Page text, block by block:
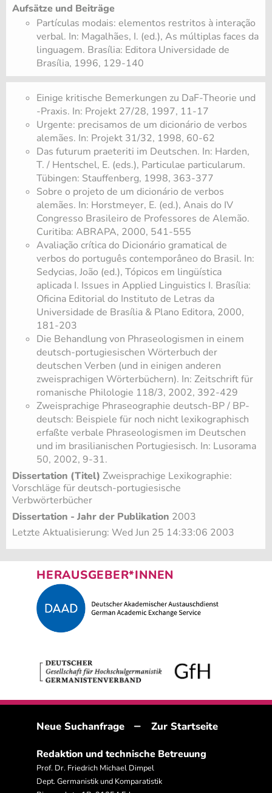
Aufsätze und Beiträge
Partículas modais: elementos restritos à interação
verbal. In: Magalhães, I. (ed.), As múltiplas faces da
linguagem. Brasília: Editora Universidade de
Brasília, 1996, 129-140
Einige kritische Bemerkungen zu DaF-Theorie und
-Praxis. In: Projekt 27/28, 1997, 11-17
Urgente: precisamos de um dicionário de verbos
alemães. In: Projekt 31/32, 1998, 60-62
Das futurum praeteriti im Deutschen. In: Harden,
T. / Hentschel, E. (eds.), Particulae particularum.
Tübingen: Stauffenberg, 1998, 363-377
Sobre o projeto de um dicionário de verbos
alemães. In: Horstmeyer, E. (ed.), Anais do IV
Congresso Brasileiro de Professores de Alemão.
Curitiba: ABRAPA, 2000, 541-555
Avaliação crítica do Dicionário gramatical de
verbos do português contemporâneo do Brasil. In:
Sedycias, João (ed.), Tópicos em lingüística
aplicada I. Issues in Applied Linguistics I. Brasília:
Oficina Editorial do Instituto de Letras da
Universidade de Brasília & Plano Editora, 2000,
181-203
Die Behandlung von Phraseologismen in einem
deutsch-portugiesischen Wörterbuch der
deutschen Verben (und in einigen anderen
zweisprachigen Wörterbüchern). In: Zeitschrift für
romanische Philologie 118/3, 2002, 392-429
Zweisprachige Phraseographie deutsch-BP / BP-
deutsch: Beispiele für noch nicht lexikographisch
erfaßte verbale Phraseologismen im Deutschen
und im brasilianischen Portugiesisch. In: Lusorama
50, 2002, 9-31.
Dissertation (Titel) Zweisprachige Lexikographie:
Vorschläge für deutsch-portugiesische
Verbwörterbücher
Dissertation - Jahr der Publikation 2003
Letzte Aktualisierung: Wed Jun 25 14:33:06 2003
HERAUSGEBER*INNEN
Neue Suchanfrage – Zur Startseite
Redaktion und technische Betreuung
Prof. Dr. Friedrich Michael Dimpel
Dept. Germanistik und Komparatistik